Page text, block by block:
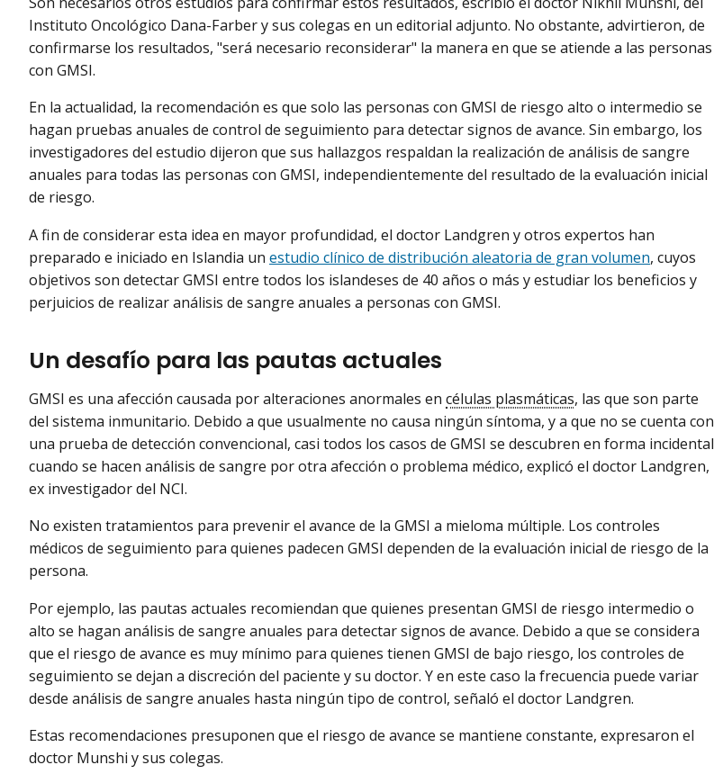
Instituto Oncológico Dana-Farber y sus colegas en un editorial adjunto. No obstante, advirtieron, de
confirmarse los resultados, "será necesario reconsiderar" la manera en que se atiende a las personas
con GMSI.
En la actualidad, la recomendación es que solo las personas con GMSI de riesgo alto o intermedio se
hagan pruebas anuales de control de seguimiento para detectar signos de avance. Sin embargo, los
investigadores del estudio dijeron que sus hallazgos respaldan la realización de análisis de sangre
anuales para todas las personas con GMSI, independientemente del resultado de la evaluación inicial
de riesgo.
A fin de considerar esta idea en mayor profundidad, el doctor Landgren y otros expertos han
preparado e iniciado en Islandia un estudio clínico de distribución aleatoria de gran volumen, cuyos
objetivos son detectar GMSI entre todos los islandeses de 40 años o más y estudiar los beneficios y
perjuicios de realizar análisis de sangre anuales a personas con GMSI.
Un desafío para las pautas actuales
GMSI es una afección causada por alteraciones anormales en células plasmáticas, las que son parte
del sistema inmunitario. Debido a que usualmente no causa ningún síntoma, y a que no se cuenta con
una prueba de detección convencional, casi todos los casos de GMSI se descubren en forma incidental
cuando se hacen análisis de sangre por otra afección o problema médico, explicó el doctor Landgren,
ex investigador del NCI.
No existen tratamientos para prevenir el avance de la GMSI a mieloma múltiple. Los controles
médicos de seguimiento para quienes padecen GMSI dependen de la evaluación inicial de riesgo de la
persona.
Por ejemplo, las pautas actuales recomiendan que quienes presentan GMSI de riesgo intermedio o
alto se hagan análisis de sangre anuales para detectar signos de avance. Debido a que se considera
que el riesgo de avance es muy mínimo para quienes tienen GMSI de bajo riesgo, los controles de
seguimiento se dejan a discreción del paciente y su doctor. Y en este caso la frecuencia puede variar
desde análisis de sangre anuales hasta ningún tipo de control, señaló el doctor Landgren.
Estas recomendaciones presuponen que el riesgo de avance se mantiene constante, expresaron el
doctor Munshi y sus colegas.